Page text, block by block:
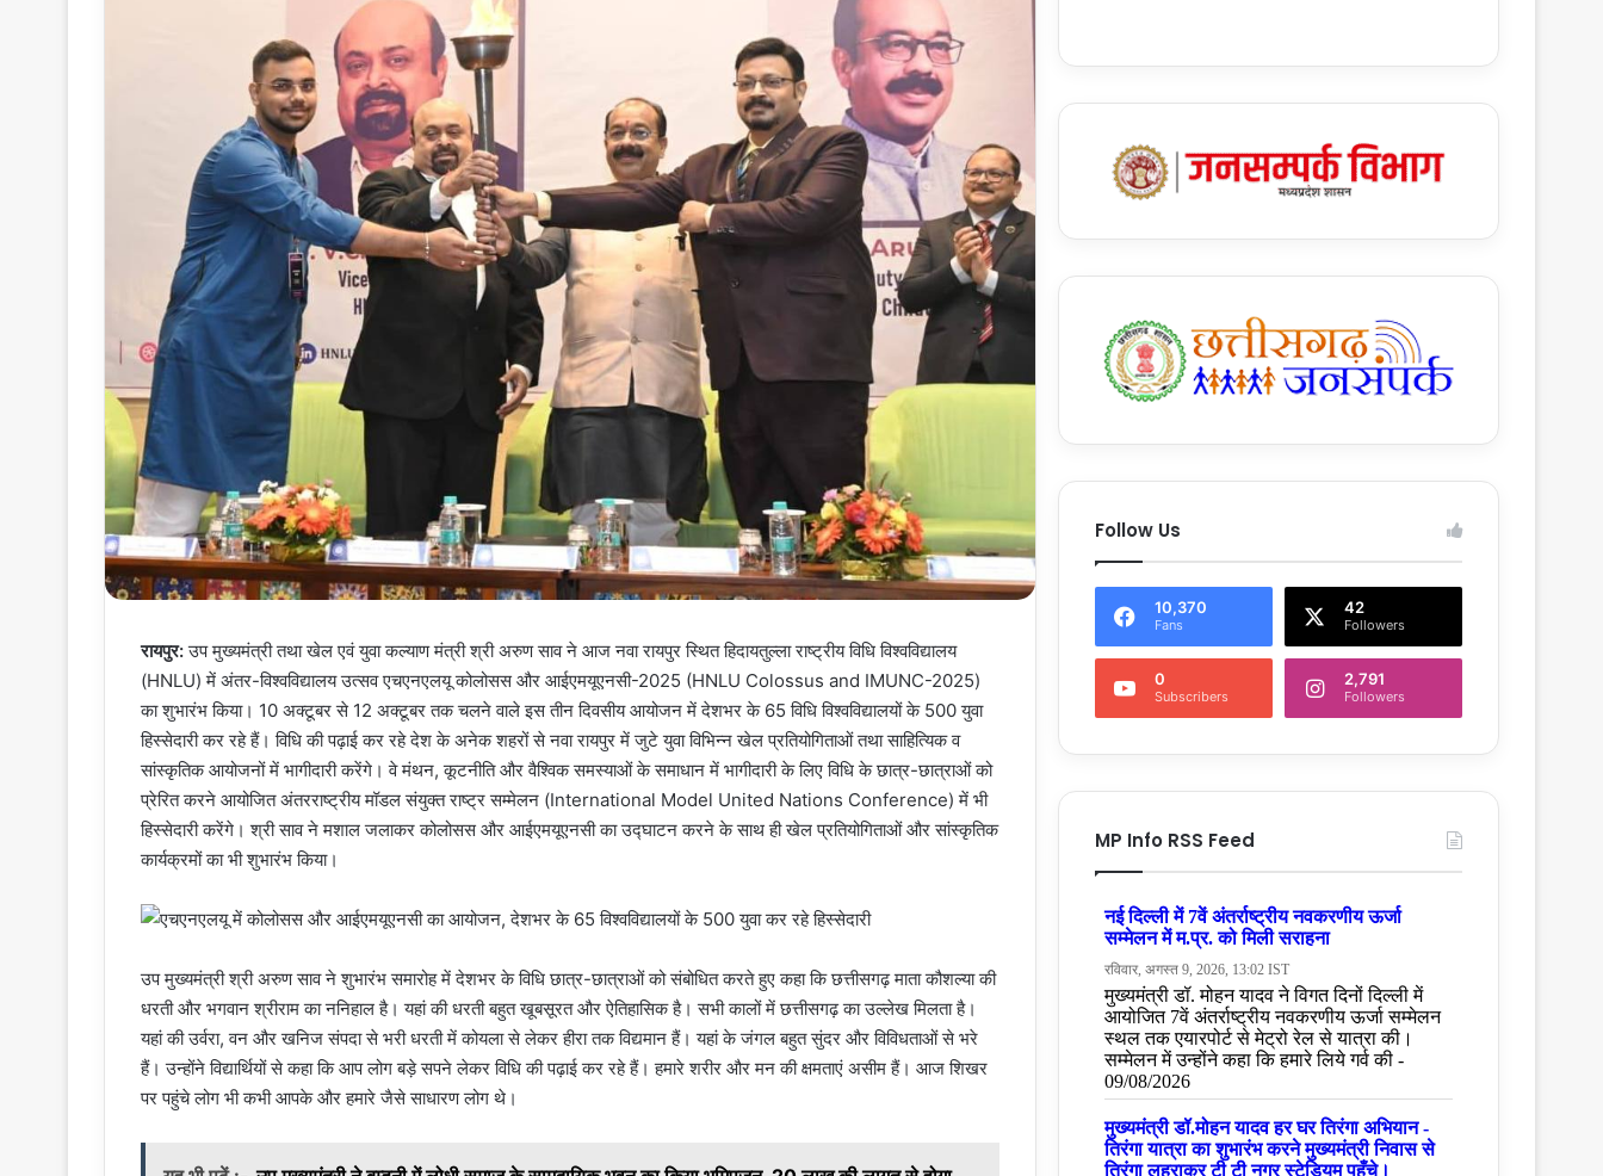
रायपुर:उप मुख्यमंत्री तथा खेल एवं युवा कल्याण मंत्री श्री अरुण साव ने आज नवा रायपुर स्थित हिदायतुल्ला राष्ट्रीय विधि विश्वविद्यालय
(HNLU) में अंतर-विश्वविद्यालय उत्सव एचएनएलयू कोलोसस और आईएमयूएनसी-2025 (HNLU Colossus and IMUNC-2025)
का शुभारंभ किया। 10 अक्टूबर से 12 अक्टूबर तक चलने वाले इस तीन दिवसीय आयोजन में देशभर के 65 विधि विश्वविद्यालयों के 500 युवा
हिस्सेदारी कर रहे हैं। विधि की पढ़ाई कर रहे देश के अनेक शहरों से नवा रायपुर में जुटे युवा विभिन्न खेल प्रतियोगिताओं तथा साहित्यिक व
सांस्कृतिक आयोजनों में भागीदारी करेंगे। वे मंथन, कूटनीति और वैश्विक समस्याओं के समाधान में भागीदारी के लिए विधि के छात्र-छात्राओं को
प्रेरित करने आयोजित अंतरराष्ट्रीय मॉडल संयुक्त राष्ट्र सम्मेलन (International Model United Nations Conference) में भी
हिस्सेदारी करेंगे। श्री साव ने मशाल जलाकर कोलोसस और आईएमयूएनसी का उद्घाटन करने के साथ ही खेल प्रतियोगिताओं और सांस्कृतिक
कार्यक्रमों का भी शुभारंभ किया।
उप मुख्यमंत्री श्री अरुण साव ने शुभारंभ समारोह में देशभर के विधि छात्र-छात्राओं को संबोधित करते हुए कहा कि छत्तीसगढ़ माता कौशल्या की
धरती और भगवान श्रीराम का ननिहाल है। यहां की धरती बहुत खूबसूरत और ऐतिहासिक है। सभी कालों में छत्तीसगढ़ का उल्लेख मिलता है।
यहां की उर्वरा, वन और खनिज संपदा से भरी धरती में कोयला से लेकर हीरा तक विद्यमान हैं। यहां के जंगल बहुत सुंदर और विविधताओं से भरे
हैं। उन्होंने विद्यार्थियों से कहा कि आप लोग बड़े सपने लेकर विधि की पढ़ाई कर रहे हैं। हमारे शरीर और मन की क्षमताएं असीम हैं। आज शिखर
पर पहुंचे लोग भी कभी आपके और हमारे जैसे साधारण लोग थे।
Follow Us
10,370
Fans
42
Followers
0
Subscribers
2,791
Followers
MP Info RSS Feed